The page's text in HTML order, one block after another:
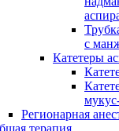
с
Катетеры
Регионарная
терапия